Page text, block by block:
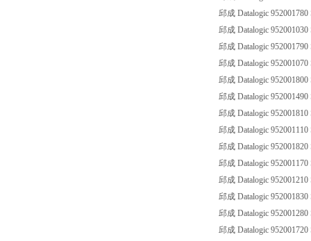
邱成 Datalogic
邱成 Datalogic
邱成 Datalogic
邱成 Datalogic 952001070
邱成 Datalogic
邱成 Datalogic 952001490
邱成 Datalogic
邱成 Datalogic
邱成 Datalogic
邱成 Datalogic 952001170
邱成 Datalogic
邱成 Datalogic
邱成 Datalogic 952001280
邱成 Datalogic